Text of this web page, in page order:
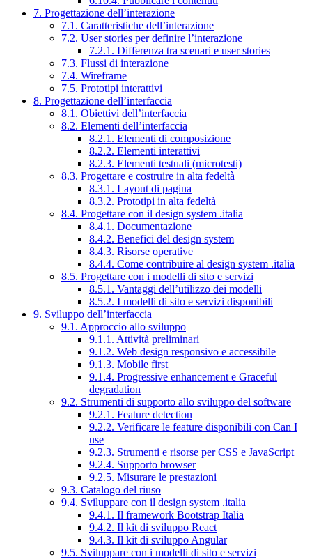
7. Progettazione dell’interazione
7.1. Caratteristiche dell’interazione
7.2. User stories per definire l’interazione
7.2.1. Differenza tra scenari e user stories
7.3. Flussi di interazione
7.4. Wireframe
7.5. Prototipi interattivi
8. Progettazione dell’interfaccia
8.1. Obiettivi dell’interfaccia
8.2. Elementi dell’interfaccia
8.2.1. Elementi di composizione
8.2.2. Elementi interattivi
8.2.3. Elementi testuali (microtesti)
8.3. Progettare e costruire in alta fedeltà
8.3.1. Layout di pagina
8.3.2. Prototipi in alta fedeltà
8.4. Progettare con il design system .italia
8.4.1. Documentazione
8.4.2. Benefici del design system
8.4.3. Risorse operative
8.4.4. Come contribuire al design system .italia
8.5. Progettare con i modelli di sito e servizi
8.5.1. Vantaggi dell’utilizzo dei modelli
8.5.2. I modelli di sito e servizi disponibili
9. Sviluppo dell’interfaccia
9.1. Approccio allo sviluppo
9.1.1. Attività preliminari
9.1.2. Web design responsivo e accessibile
9.1.3. Mobile first
9.1.4. Progressive enhancement e Graceful
degradation
9.2. Strumenti di supporto allo sviluppo del software
9.2.1. Feature detection
9.2.2. Verificare le feature disponibili con Can I
use
9.2.3. Strumenti e risorse per CSS e JavaScript
9.2.4. Supporto browser
9.2.5. Misurare le prestazioni
9.3. Catalogo del riuso
9.4. Sviluppare con il design system .italia
9.4.1. Il framework Bootstrap Italia
9.4.2. Il kit di sviluppo React
9.4.3. Il kit di sviluppo Angular
9.5. Sviluppare con i modelli di sito e servizi